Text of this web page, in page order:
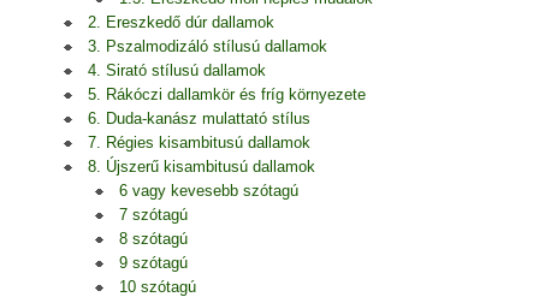
2. Ereszkedő dúr dallamok
3. Pszalmodizáló stílusú dallamok
4. Sirató stílusú dallamok
5. Rákóczi dallamkör és fríg környezete
6. Duda-kanász mulattató stílus
7. Régies kisambitusú dallamok
8. Újszerű kisambitusú dallamok
6 vagy kevesebb szótagú
7 szótagú
8 szótagú
9 szótagú
10 szótagú